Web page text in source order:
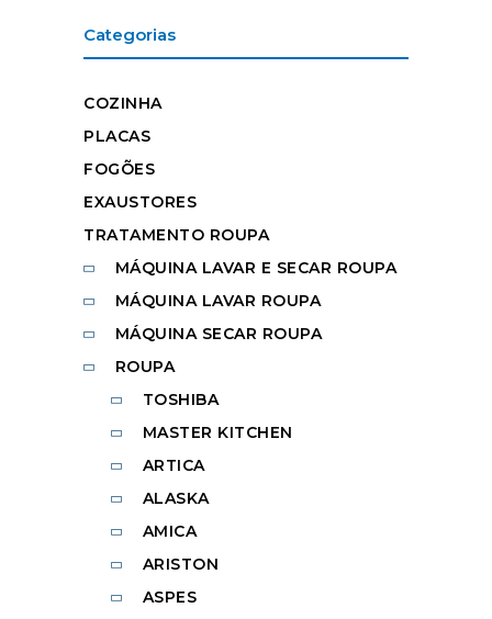
Categorias
COZINHA
PLACAS
FOGÕES
EXAUSTORES
TRATAMENTO ROUPA
MÁQUINA LAVAR E SECAR ROUPA
MÁQUINA LAVAR ROUPA
MÁQUINA SECAR ROUPA
ROUPA
TOSHIBA
MASTER KITCHEN
ARTICA
ALASKA
AMICA
ARISTON
ASPES